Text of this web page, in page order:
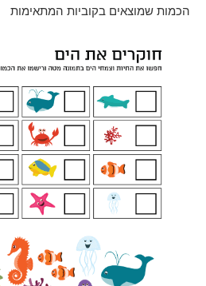
הכמות שמוצאים בקוביות המתאימות